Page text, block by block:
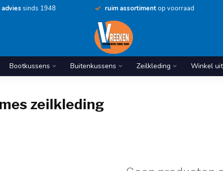
sinds 1948 ruim assortimentop voorraad
Bootkussens Buitenkussens Zeilkleding Winkel
zeilkleding